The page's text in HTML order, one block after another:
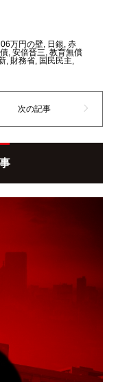
万円の壁, 日銀 赤
, 安倍晋三 教育無償
, 財務省, 国民民主